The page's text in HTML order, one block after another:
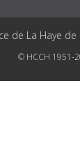
de La Haye
© HCCH 1951-